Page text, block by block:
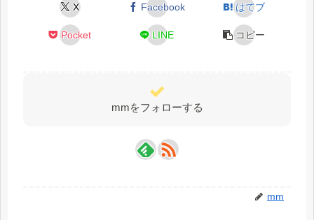
X Facebook はてブ
Pocket LINE コピー
mmをフォローする
mm